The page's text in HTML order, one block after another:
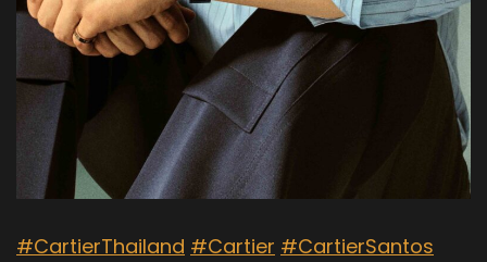
Facebook :crazydial.official
Website :www.crazy-dial.com
Youtube :
Crazy Dial Official
Tiktok :
crazydial